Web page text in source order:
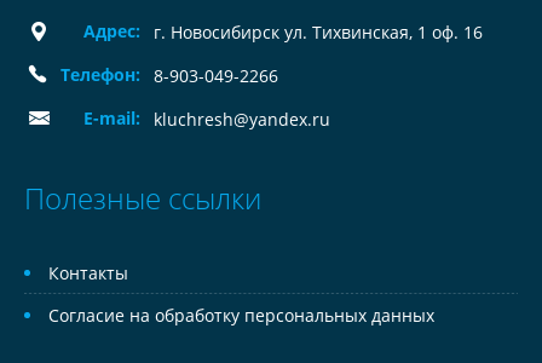
Адрес:
г. Новосибирск ул. Тихвинская, 1 оф. 16
Телефон:
8-903-049-2266
E-mail:
kluchresh@yandex.ru
Полезные ссылки
Контакты
Согласие на обработку персональных данных